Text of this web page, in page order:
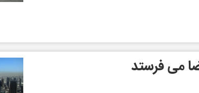
می فرستد